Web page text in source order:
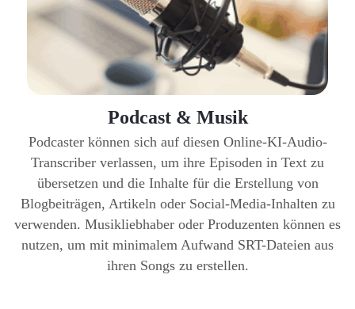
Podcast & Musik
Podcaster können sich auf diesen Online-KI-Audio-
Transcriber verlassen, um ihre Episoden in Text zu
übersetzen und die Inhalte für die Erstellung von
Blogbeiträgen, Artikeln oder Social-Media-Inhalten zu
verwenden. Musikliebhaber oder Produzenten können es
nutzen, um mit minimalem Aufwand SRT-Dateien aus
ihren Songs zu erstellen.